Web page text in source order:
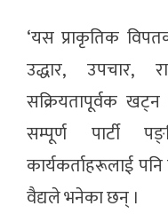
‘यस प्राकृतिक
उद्धार, उपचार,
सक्रियतापूर्वक खट्न
सम्पूर्ण पार्टी
कार्यकर्ताहरूलाई
वैद्यले भनेका छन् ।